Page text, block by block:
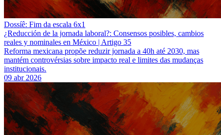
Dossíê: Fim da escala 6x1
¿Reducción de la jornada laboral?: Consensos posibles, cambios
reales y nominales en México | Artigo 35
Reforma mexicana propõe reduzir jornada a 40h até 2030, mas
mantém controvérsias sobre impacto real e limites das mudanças
institucionais.
09 abr 2026